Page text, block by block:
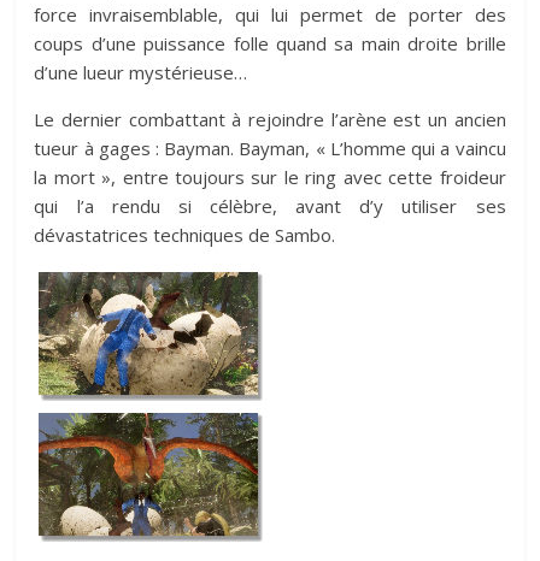
force invraisemblable, qui lui permet de porter des
coups d’une puissance folle quand sa main droite brille
d’une lueur mystérieuse…
Le dernier combattant à rejoindre l’arène est un ancien
tueur à gages : Bayman. Bayman, « L’homme qui a vaincu
la mort », entre toujours sur le ring avec cette froideur
qui l’a rendu si célèbre, avant d’y utiliser ses
dévastatrices techniques de Sambo.